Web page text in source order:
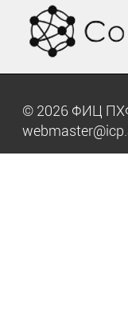
© 2026 ФИЦ